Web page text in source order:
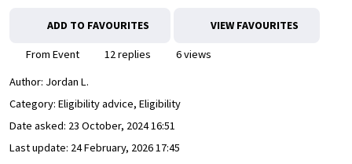
ADD TO FAVOURITES VIEW FAVOURITES
From Event 12 replies
6 views
Author: Jordan L.
Category: Eligibility advice, Eligibility
Date asked: 23 October, 2024 16:51
Last update: 24 February, 2026 17:45